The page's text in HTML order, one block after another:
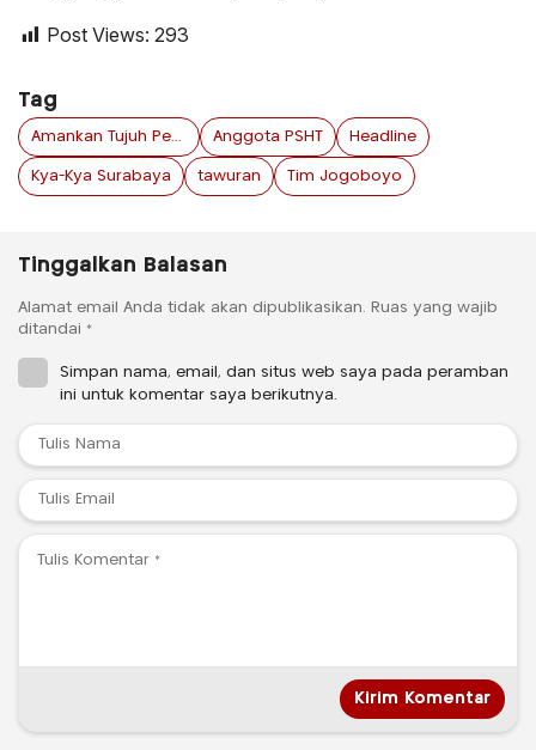
Post Views: 293
Tag
Amankan Tujuh Pemuda Anggota PSHT Headline
Kya-Kya Surabaya tawuran Tim Jogoboyo
Tinggalkan Balasan
Alamat email Anda tidak akan dipublikasikan. Ruas yang wajib
ditandai *
Simpan nama, email, dan situs web saya pada peramban
ini untuk komentar saya berikutnya.